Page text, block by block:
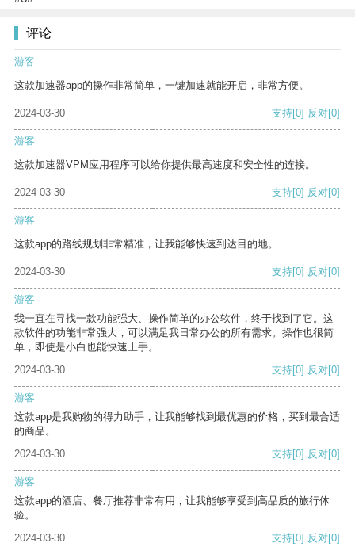
评论
游客
这款加速器app的操作非常简单，一键加速就能开启，非常方便。
2024-03-30 支持[0] 反对[0]
游客
这款加速器VPM应用程序可以给你提供最高速度和安全性的连接。
2024-03-30 支持[0] 反对[0]
游客
这款app的路线规划非常精准，让我能够快速到达目的地。
2024-03-30 支持[0] 反对[0]
游客
我一直在寻找一款功能强大、操作简单的办公软件，终于找到了它。这
款软件的功能非常强大，可以满足我日常办公的所有需求。操作也很简
单，即使是小白也能快速上手。
2024-03-30
支持[0] 反对[0]
游客
这款app是我购物的得力助手，让我能够找到最优惠的价格，买到最合适
的商品。
2024-03-30
支持[0] 反对[0]
游客
这款app的酒店、餐厅推荐非常有用，让我能够享受到高品质的旅行体
验。
2024-03-30
支持[0] 反对[0]